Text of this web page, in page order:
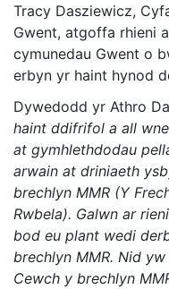
Tracy Dasziewicz,
Gwent, atgoffa rhieni
cymunedau Gwent o
erbyn yr haint hynod
Dywedodd yr Athro
haint ddifrifol a all
at gymhlethdodau
arwain at driniaeth
brechlyn MMR (Y
Rwbela). Galwn ar
bod eu plant wedi
brechlyn MMR. Nid
Cewch y brechlyn